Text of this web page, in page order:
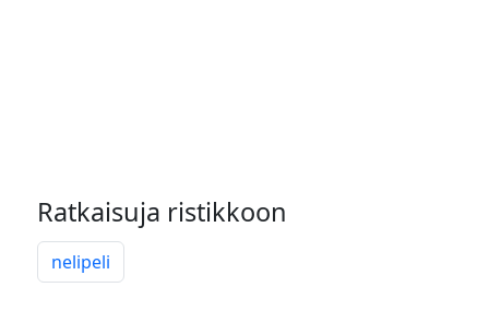
Ratkaisuja ristikkoon
nelipeli